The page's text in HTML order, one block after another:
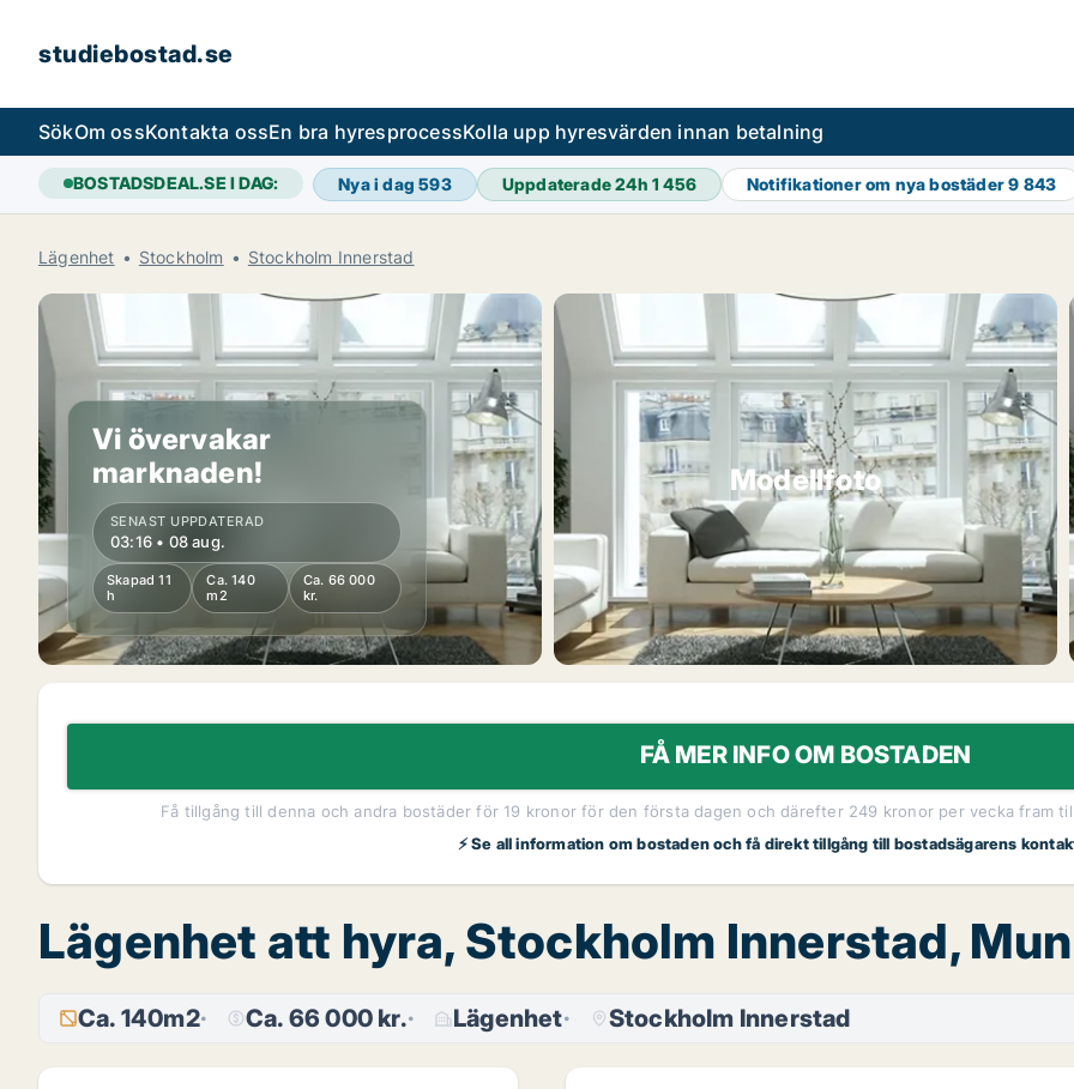
studiebostad.se
SökOm ossKontakta ossEn bra hyresprocessKolla upp hyresvärden innan betalning
BOSTADSDEAL.SE I DAG: Nya i dag593 Uppdaterade 24h1 456 Notifikationer om nya bostäder9 843
Lägenhet Stockholm Stockholm Innerstad
Vi övervakar
marknaden!
SENAST UPPDATERAD
03:16 • 08 aug.
Skapad 11
h
Ca. 140
m2
Ca. 66 000
kr.
Modellfoto
FÅ MER INFO OM BOSTADEN
Få tillgång till denna och andra bostäder för 19 kronor för den första dagen och därefter 249 kronor per vecka fram
⚡ Se all information om bostaden och få direkt tillgång till bostadsägarens
Lägenhet att hyra, Stockholm Innerstad,
Ca. 140m2 Ca. 66 000 kr. Lägenhet Stockholm Innerstad